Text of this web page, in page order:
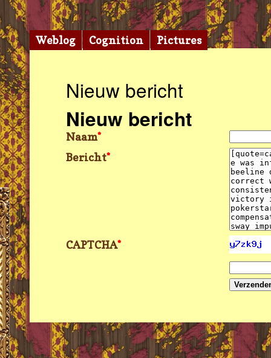
Nieuw bericht
Nieuw bericht
Naam*
Bericht*
CAPTCHA*
Weblog Cognition Pictures